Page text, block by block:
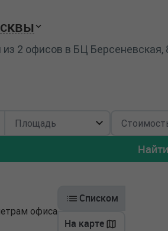
2 офисов в БЦ
Найти
офиса
Списком
На карте